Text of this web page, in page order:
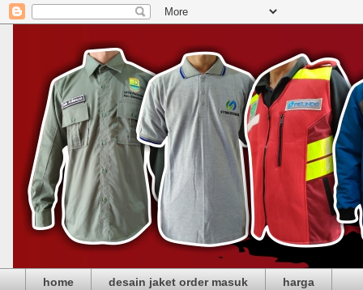
home desain jaket order masuk harga